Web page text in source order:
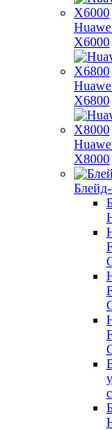
X6000
X6800
X8000